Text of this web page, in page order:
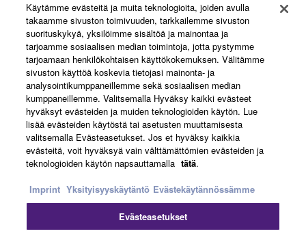
About Yamaha
Suomi - English
Business
Ottaa yhteyttäKäyttöehdotTietosuojakäytäntö
Käytämme evästeitä ja muita teknologioita, joiden avulla
takaamme sivuston toimivuuden, tarkkailemme sivuston
suorituskykyä, yksilöimme sisältöä ja mainontaa ja
tarjoamme sosiaalisen median toimintoja, jotta pystymme
tarjoamaan henkilökohtaisen käyttökokemuksen. Välitämme
sivuston käyttöä koskevia tietojasi mainonta- ja
analysointikumppaneillemme sekä sosiaalisen median
kumppaneillemme. Valitsemalla Hyväksy kaikki evästeet
hyväksyt evästeiden ja muiden teknologioiden käytön. Lue
lisää evästeiden käytöstä tai asetusten muuttamisesta
valitsemalla Evästeasetukset. Jos et hyväksy kaikkia
evästeitä, voit hyväksyä vain välttämättömien evästeiden ja
teknologioiden käytön napsauttamalla tätä.
Imprint Yksityisyyskäytäntö Evästekäytännössämme
Evästeasetukset